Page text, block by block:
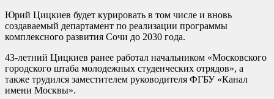
Юрий Цицкиев будет курировать в том числе и вновь
создаваемый департамент по реализации программы
комплексного развития Сочи до 2030 года.
43-летний Цицкиев ранее работал начальником «Московского
городского штаба молодежных студенческих отрядов», а
также трудился заместителем руководителя ФГБУ «Канал
имени Москвы».